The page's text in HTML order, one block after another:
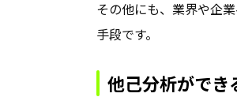
その他にも、業界や企
手段です。
他己分析ができ